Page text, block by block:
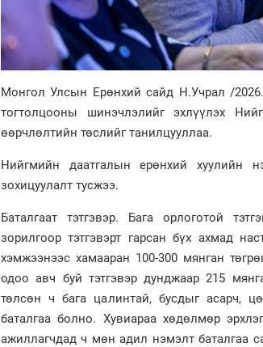
Монгол Улсын Ерөнхий сайд Н.Учрал /
тогтолцооны шинэчлэлийг эхлүүлэх
өөрчлөлтийн төслийг танилцууллаа.
Нийгмийн даатгалын ерөнхий хуулийн
зохицуулалт тусжээ.
Баталгаат тэтгэвэр. Бага орлоготой
зорилгоор тэтгэвэрт гарсан бүх ахмад
хэмжээнээс хамааран 100-300 мянган
одоо авч буй тэтгэвэр дунджаар 215
төлсөн ч бага цалинтай, бусдыг асарч,
баталгаа болно. Хувиараа хөдөлмөр
ажиллагчдад ч мөн адил нэмэлт баталгаа